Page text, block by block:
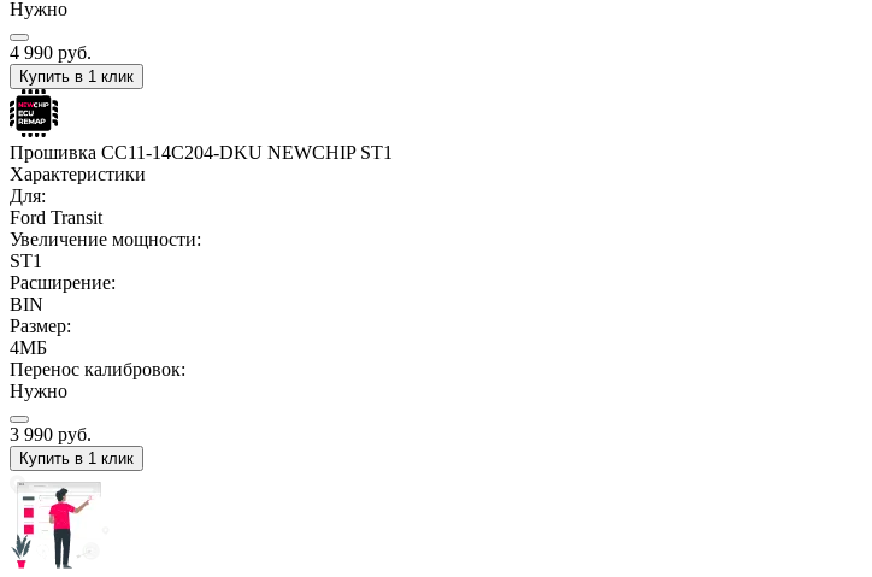
Нужно
4 990 руб.
Купить в 1 клик
Прошивка CC11-14C204-DKU NEWCHIP ST1
Характеристики
Для:
Ford Transit
Увеличение мощности:
ST1
Расширение:
BIN
Размер:
4МБ
Перенос калибровок:
Нужно
3 990 руб.
Купить в 1 клик